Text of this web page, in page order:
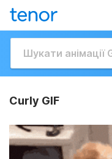
Curly GIF